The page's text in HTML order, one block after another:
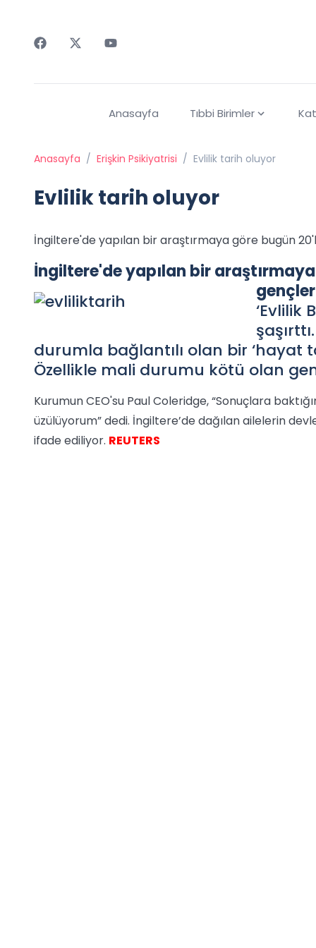
Anasayfa Tıbbi Birimler
Anasayfa / Erişkin Psikiyatrisi / Evlilik tarih oluyor
Evlilik tarih oluyor
İngiltere'de yapılan bir araştırmaya göre bugün
İngiltere'de yapılan bir
‘Evlilik
durumla bağlantılı olan bir ‘hayat
Özellikle mali durumu kötü olan
Kurumun CEO'su Paul Coleridge, “Sonuçlara
üzülüyorum” dedi. İngiltere’de dağılan ailelerin
ifade ediliyor. REUTERS